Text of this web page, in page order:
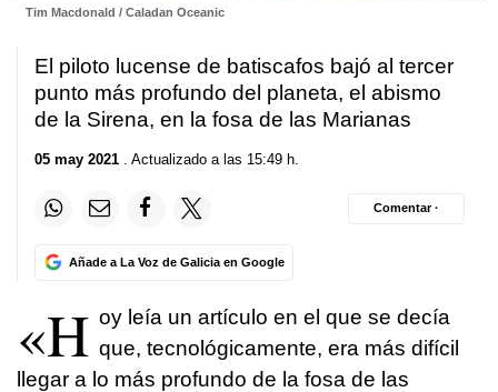
Tim Macdonald / Caladan Oceanic
El piloto lucense de batiscafos bajó al tercer
punto más profundo del planeta, el abismo
de la Sirena, en la fosa de las Marianas
05 may 2021 . Actualizado a las 15:49 h.
Añade a La Voz de Galicia en Google
Comentar ·
«H oy leía un artículo en el que se decía
que, tecnológicamente, era más difícil
llegar a lo más profundo de la fosa de las